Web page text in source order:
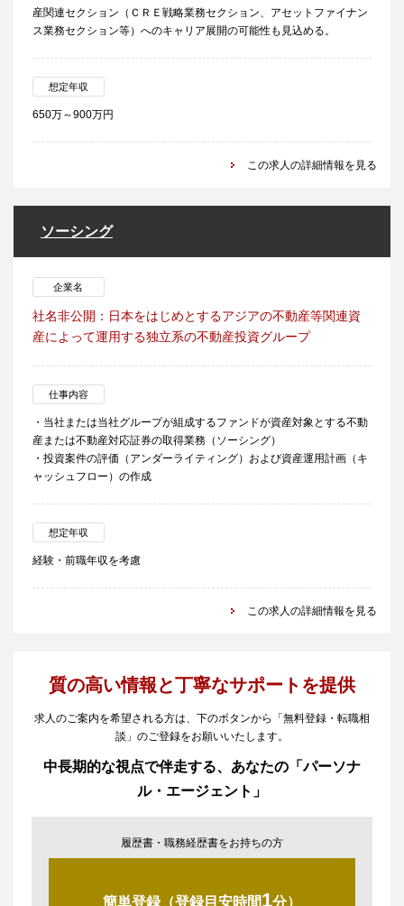
産関連セクション（ＣＲＥ戦略業務セクション、アセットファイナン
ス業務セクション等）へのキャリア展開の可能性も見込める。
想定年収
650万～900万円
この求人の詳細情報を見る
ソーシング
企業名
社名非公開：日本をはじめとするアジアの不動産等関連資
産によって運用する独立系の不動産投資グループ
仕事内容
・当社または当社グループが組成するファンドが資産対象とする不動
産または不動産対応証券の取得業務（ソーシング）
・投資案件の評価（アンダーライティング）および資産運用計画（キ
ャッシュフロー）の作成
想定年収
経験・前職年収を考慮
この求人の詳細情報を見る
質の高い情報と丁寧なサポートを提供
求人のご案内を希望される方は、下のボタンから「無料登録・転職相
談」のご登録をお願いいたします。
中長期的な視点で伴走する、あなたの「パーソナ
ル・エージェント」
履歴書・職務経歴書をお持ちの方
簡単登録（登録目安時間1分）